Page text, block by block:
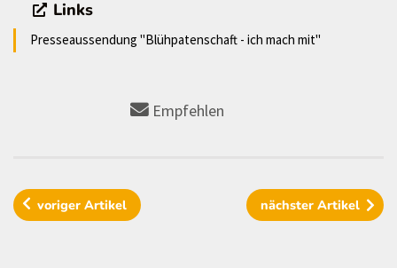
Links
Presseaussendung "Blühpatenschaft - ich mach mit"
Empfehlen
vorigerArtikel nächster Artikel